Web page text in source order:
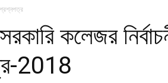
প্রশ্নপত্র
কলেজর
2018